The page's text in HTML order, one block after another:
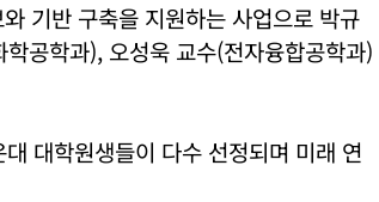
기반 구축을 지원하는 사업으로 박규
공학과), 오성욱 교수(전자융합공학과)
대학원생들이 다수 선정되며 미래 연